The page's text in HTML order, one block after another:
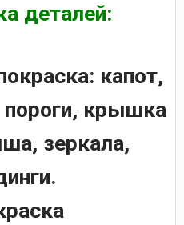
деталей:
капот,
крышка
зеркала,